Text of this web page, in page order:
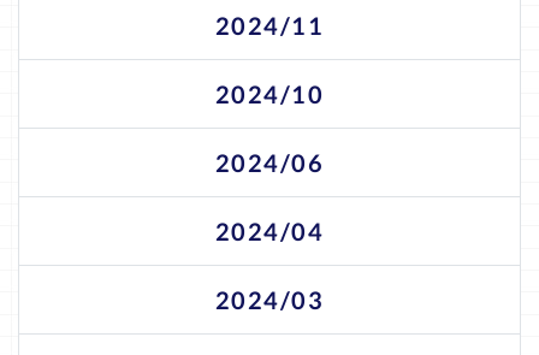
2024/11
2024/10
2024/06
2024/04
2024/03